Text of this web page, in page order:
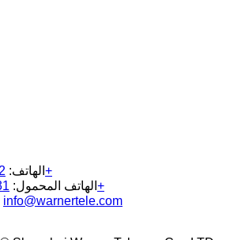
الهاتف: 60537392 21 86+
الهاتف المحمول: 18018666631 86+
info@warnertele.com